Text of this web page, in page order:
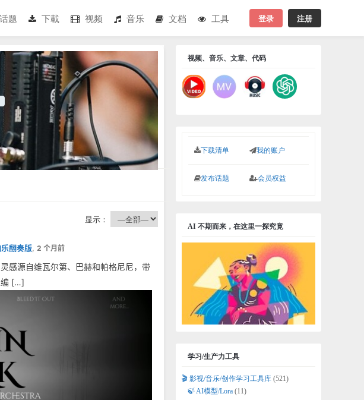
话题 下載 视频 音乐 文档 工具 登录 注册
显示：
翻奏版 2 个月前
感源自维瓦尔第、巴赫和帕格尼尼，带
编 […]
视频、音乐、文章、代码
下载清单 我的账户
发布话题 会员权益
AI 不期而来，在这里一探究竟
学习/生产力工具
🎬 影视/音乐/创作学习工具库 (521)
🍃 AI模型/Lora (11)